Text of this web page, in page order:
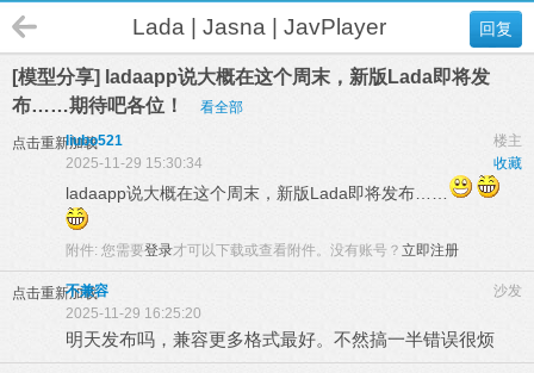
回复
Lada | Jasna | JavPlayer
[模型分享] ladaapp说大概在这个周末，新版Lada即将发
布……期待吧各位！
看全部
点击重新加载 楼主
liubo521
收藏
2025-11-29 15:30:34
ladaapp说大概在这个周末，新版Lada即将发布……
附件: 您需要登录才可以下载或查看附件。没有账号？ 立即注册
点击重新加载 沙发
不兼容
2025-11-29 16:25:20
明天发布吗，兼容更多格式最好。不然搞一半错误很烦